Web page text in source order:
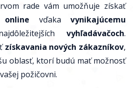
rade vám umožňuje získať
vďaka vynikajúcemu
vyhľadávačoch.
získavania nových zákazníkov,
oblasť, ktorí budú mať možnosť
požičovni.